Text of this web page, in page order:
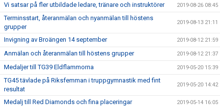
Vi satsar på fler utbildade ledare, tränare och instruktörer 2019-08-26 08:45
Terminsstart, återanmälan och nyanmälan till höstens
grupper
2019-08-13 21:11
Invigning av Broängen 14 september 2019-08-12 21:59
Anmälan och återanmälan till höstens grupper 2019-08-12 21:37
Medaljer till TG39 Eldflammorna 2019-05-20 15:39
TG45 tävlade på Riksfemman i truppgymnastik med fint
resultat
2019-05-20 14:42
Medalj till Red Diamonds och fina placeringar 2019-05-14 16:05